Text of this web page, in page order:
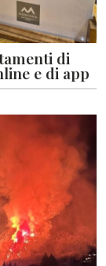
di
e di app